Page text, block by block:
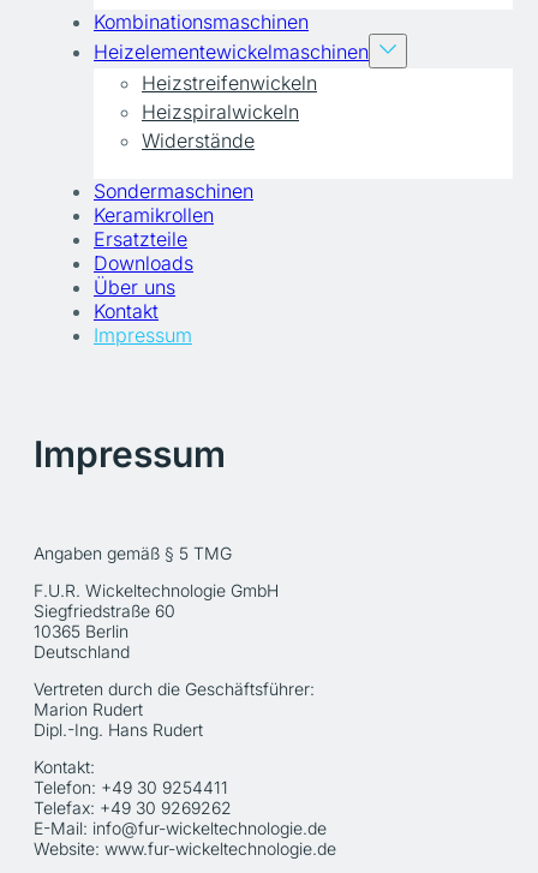
Kombinationsmaschinen
Heizelementewickelmaschinen
Heizstreifenwickeln
Heizspiralwickeln
Widerstände
Sondermaschinen
Keramikrollen
Ersatzteile
Downloads
Über uns
Kontakt
Impressum
Impressum
Angaben gemäß § 5 TMG
F.U.R. Wickeltechnologie GmbH
Siegfriedstraße 60
10365 Berlin
Deutschland
Vertreten durch die Geschäftsführer:
Marion Rudert
Dipl.-Ing. Hans Rudert
Kontakt:
Telefon: +49 30 9254411
Telefax: +49 30 9269262
E-Mail: info@fur-wickeltechnologie.de
Website: www.fur-wickeltechnologie.de